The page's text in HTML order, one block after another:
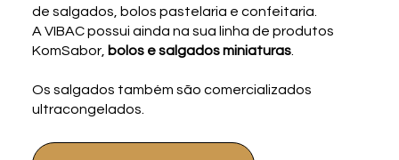
de salgados, bolos pastelaria e confeitaria.
A VIBAC possui ainda na sua linha de produtos
KomSabor, bolos e salgados miniaturas.
Os salgados também são comercializados
ultracongelados.